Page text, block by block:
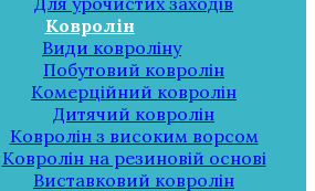
Ковролін
Види ковроліну
Побутовий ковролін
Комерційний ковролін
Дитячий ковролін
Ковролін з високим ворсом
Ковролін на резиновій основі
Виставковий ковролін